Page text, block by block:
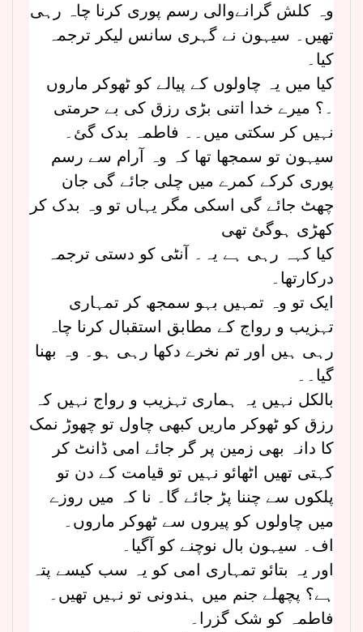
وہ کلش گرانےوالی رسم پوری کرنا چاہ رہی
تھیں۔ سیہون نے گہری سانس لیکر ترجمہ
کیا۔
کیا میں یہ چاولوں کے پیالے کو ٹھوکر ماروں
۔؟ میرے خدا اتنی بڑی رزق کی بے حرمتی
نہیں کر سکتی میں۔۔ فاطمہ بدک گئ۔
سیہون تو سمجھا تھا کہ وہ آرام سے رسم
پوری کرکے کمرے میں چلی جائے گی جان
چھٹ جائے گی اسکی مگر یہاں تو وہ بدک کر
کھڑی ہوگئ تھی
کیا کہہ رہی ہے یہ۔ آنٹی کو دستی ترجمہ
درکارتھا۔
ایک تو وہ تمہیں بہو سمجھ کر تمہاری
تہزیب و رواج کے مطابق استقبال کرنا چاہ
رہی ہیں اور تم نخرے دکھا رہی ہو۔ وہ بھنا
گیا۔۔
بالکل نہیں یہ ہماری تہزیب و رواج نہیں کہ
رزق کو ٹھوکر ماریں کبھی چاول تو چھوڑ نمک
کا دانہ بھی زمین پر گر جائے امی ڈانٹ کر
کہتی تھیں اٹھائو نہیں تو قیامت کے دن تو
پلکوں سے چننا پڑ جائے گا۔ نا کہ میں روزے
میں چاولوں کو پیروں سے ٹھوکر ماروں۔
اف۔ سیہون بال نوچنے کو آگیا۔
اور یہ بتائو تمہاری امی کو یہ سب کیسے پتہ
ہے؟ پچھلے جنم میں ہندونی تو نہیں تھیں۔
فاطمہ کو شک گزرا۔